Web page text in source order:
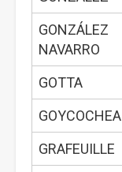
GONZÁLEZ
NAVARRO
GOTTA
GOYCOCHEA
GRAFEUILLE